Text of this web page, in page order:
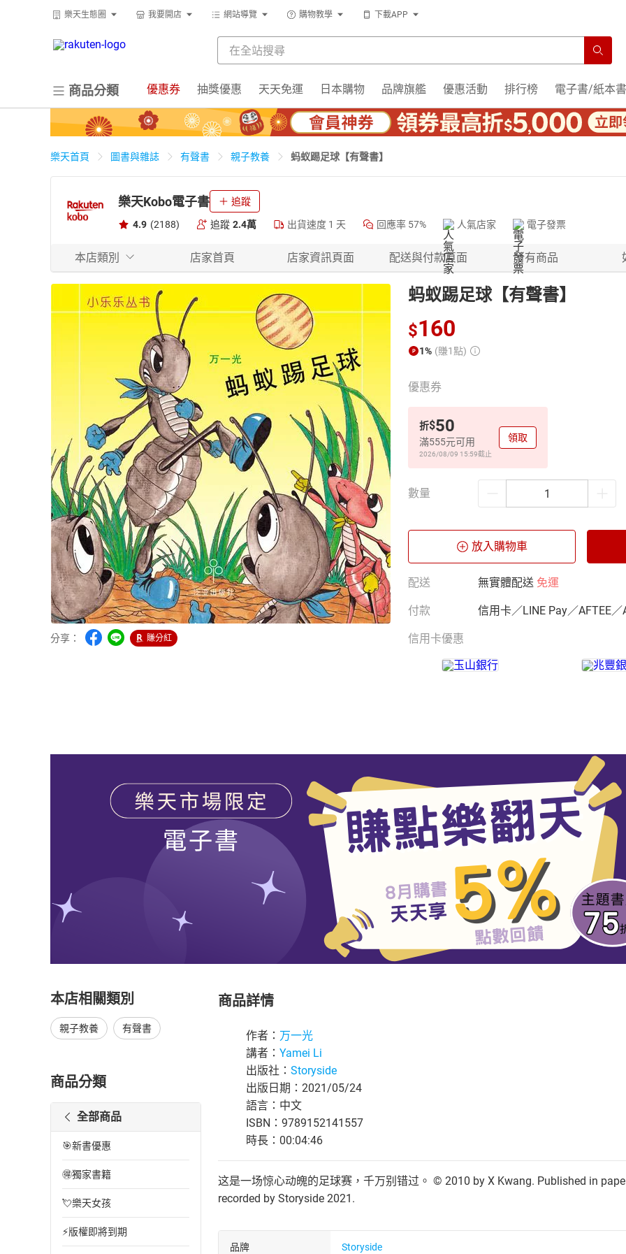
樂天生態圈 我要開店 網站導覽 購物教學 下載APP
商品分類 優惠券 抽獎優惠 天天免運 日本購物 品牌旗艦 優惠活動 排行榜 電子書/紙本書
樂天首頁 圖書與雜誌 有聲書 親子教養 蚂蚁踢足球【有聲書】
樂天Kobo電子書 追蹤
4.9 (2188) 追蹤 2.4萬 出貨速度 1 天 回應率 57% 人氣店家 電子發票
本店類別 店家首頁 店家資訊頁面 配送與付款頁面 所有商品
分享： 賺分紅
蚂蚁踢足球【有聲書】
$160
1% (賺1點)
優惠券
折$50
滿555元可用
2026/08/09 15:59截止
領取
數量
放入購物車
配送 無實體配送 免運
付款 信用卡／LINE Pay／AFTEE／
信用卡優惠
本店相關類別
親子教養 有聲書
商品分類
全部商品
🎯新書優惠
🉐獨家書籍
💘樂天女孩
⚡版權即將到期
商品詳情
作者： 万一光
講者： Yamei Li
出版社： Storyside
出版日期：2021/05/24
語言：中文
ISBN：9789152141557
時長：00:04:46
这是一场惊心动魄的足球赛，千万别错过。 © 2010 by X Kwang. Published in
recorded by Storyside 2021.
品牌 Storyside